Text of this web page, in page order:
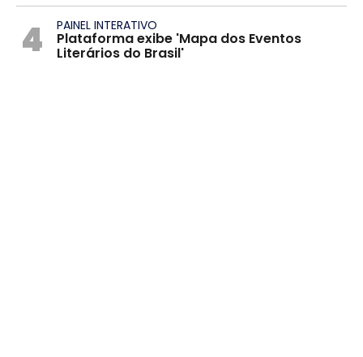
4 PAINEL INTERATIVO
Plataforma exibe 'Mapa dos Eventos
Literários do Brasil'